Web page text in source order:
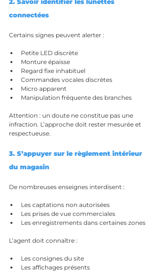
connectées
Certains signes peuvent alerter :
Petite LED discrète
Monture épaisse
Regard fixe inhabituel
Commandes vocales discrètes
Micro apparent
Manipulation fréquente des branches
Attention : un doute ne constitue pas une
infraction. L’approche doit rester mesurée et
respectueuse.
3. S’appuyer sur le règlement intérieur
du magasin
De nombreuses enseignes interdisent :
Les captations non autorisées
Les prises de vue commerciales
Les enregistrements dans certaines zones
L’agent doit connaître :
Les consignes du site
Les affichages présents